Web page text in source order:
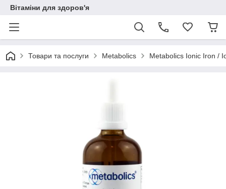
Вітаміни для здоров'я
Товари та послуги Metabolics Metabolics Ionic Iron /